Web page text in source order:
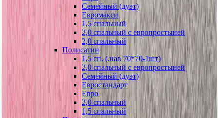
Семейный (дуэт)
Евромакси
1,5 спальный
2,0 спальный с европростыней
2,0 спальный
Полисатин
1,5 сп. (.нав 70*70-1шт)
2,0 спальный с европростыней
Семейный (дуэт)
Евростандарт
Евро
2,0 спальный
1,5 спальный